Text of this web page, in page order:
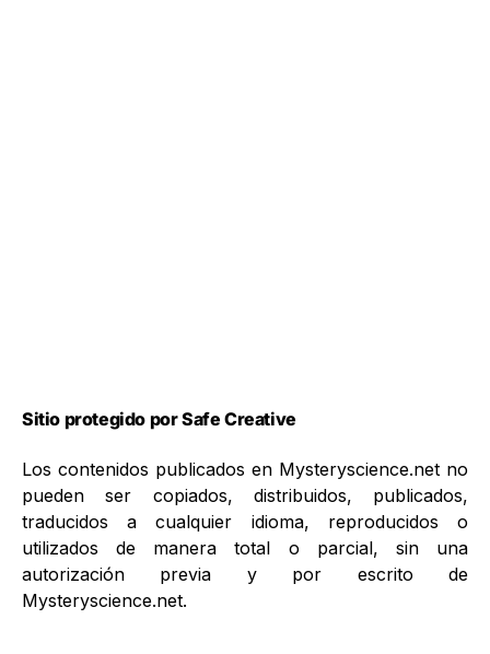
Sitio protegido por Safe Creative
Los contenidos publicados en Mysteryscience.net no
pueden ser copiados, distribuidos, publicados,
traducidos a cualquier idioma, reproducidos o
utilizados de manera total o parcial, sin una
autorización previa y por escrito de
Mysteryscience.net.